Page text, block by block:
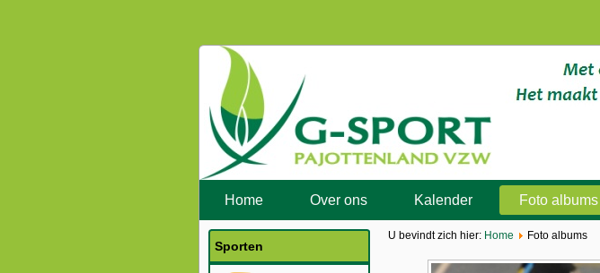
Home Over ons Kalender Foto albums
Sporten
U bevindt zich hier: Home Foto albums